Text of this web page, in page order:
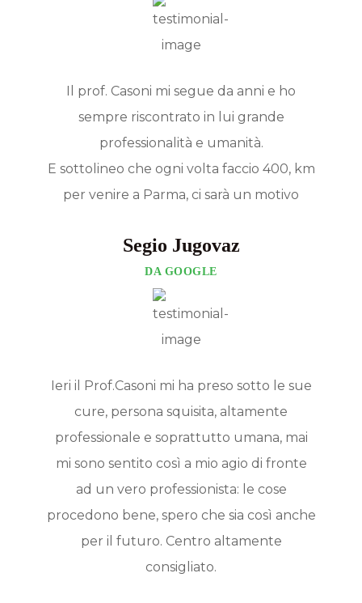
Il prof. Casoni mi segue da anni e ho
sempre riscontrato in lui grande
professionalità e umanità.
E sottolineo che ogni volta faccio 400, km
per venire a Parma, ci sarà un motivo
Segio Jugovaz
DA GOOGLE
Ieri il Prof.Casoni mi ha preso sotto le sue
cure, persona squisita, altamente
professionale e soprattutto umana, mai
mi sono sentito così a mio agio di fronte
ad un vero professionista: le cose
procedono bene, spero che sia così anche
per il futuro. Centro altamente
consigliato.